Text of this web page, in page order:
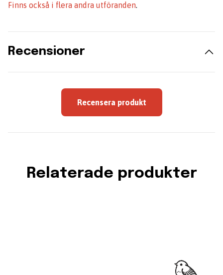
Finns också i flera andra utföranden.
Recensioner
Recensera produkt
Relaterade produkter